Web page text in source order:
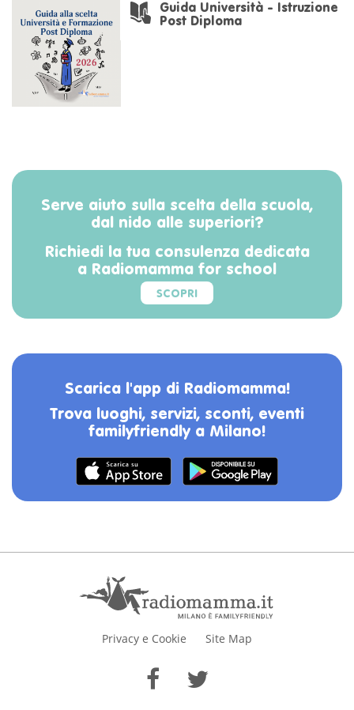
Guida Università - Istruzione
Post Diploma
Serve aiuto sulla scelta della scuola,
dal nido alle superiori?
Richiedi la tua consulenza dedicata
a Radiomamma for school
SCOPRI
Scarica l'app di Radiomamma!
Trova luoghi, servizi, sconti, eventi
familyfriendly a Milano!
Privacy e Cookie Site Map